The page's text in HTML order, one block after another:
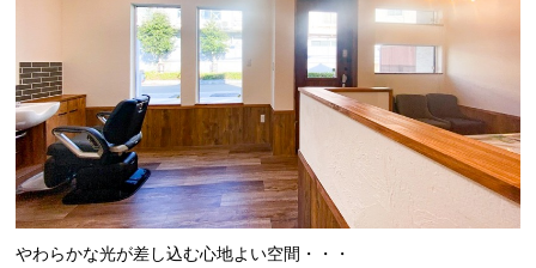
やわらかな光が差し込む心地よい空間・・・